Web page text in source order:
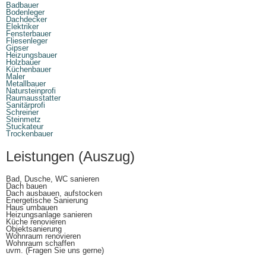
Badbauer
Bodenleger
Dachdecker
Elektriker
Fensterbauer
Fliesenleger
Gipser
Heizungsbauer
Holzbauer
Küchenbauer
Maler
Metallbauer
Natursteinprofi
Raumausstatter
Sanitärprofi
Schreiner
Steinmetz
Stuckateur
Trockenbauer
Leistungen (Auszug)
Bad, Dusche, WC sanieren
Dach bauen
Dach ausbauen, aufstocken
Energetische Sanierung
Haus umbauen
Heizungsanlage sanieren
Küche renovieren
Objektsanierung
Wohnraum renovieren
Wohnraum schaffen
uvm. (Fragen Sie uns gerne)